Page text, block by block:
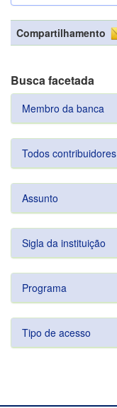
Compartilhamento
Busca facetada
Membro da banca
Todos contribuidores
Assunto
Sigla da instituição
Programa
Tipo de acesso